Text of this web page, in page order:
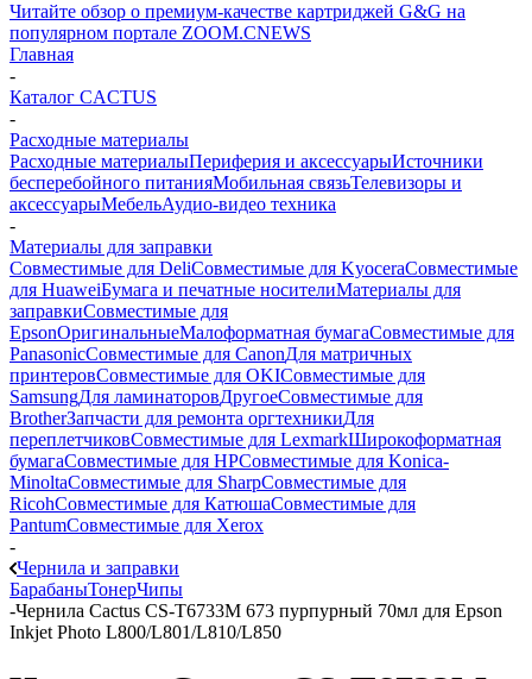
Читайте обзор о премиум-качестве картриджей G&G на
популярном портале ZOOM.CNEWS
Главная
-
Каталог CACTUS
-
Расходные материалы
Расходные материалыПериферия и аксессуарыИсточники
бесперебойного питанияМобильная связьТелевизоры и
аксессуарыМебельАудио-видео техника
-
Материалы для заправки
Совместимые для DeliСовместимые для KyoceraСовместимые
для HuaweiБумага и печатные носителиМатериалы для
заправкиСовместимые для
EpsonОригинальныеМалоформатная бумагаСовместимые для
PanasonicСовместимые для CanonДля матричных
принтеровСовместимые для OKIСовместимые для
SamsungДля ламинаторовДругоеСовместимые для
BrotherЗапчасти для ремонта оргтехникиДля
переплетчиковСовместимые для LexmarkШирокоформатная
бумагаСовместимые для HPСовместимые для Konica-
MinoltaСовместимые для SharpСовместимые для
RicohСовместимые для КатюшаСовместимые для
PantumСовместимые для Xerox
-
Чернила и заправки
БарабаныТонерЧипы
-Чернила Cactus CS-T6733M 673 пурпурный 70мл для Epson
Inkjet Photo L800/L801/L810/L850